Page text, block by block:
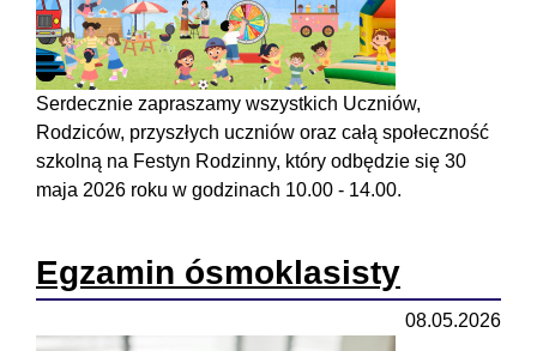
Serdecznie zapraszamy wszystkich Uczniów,
Rodziców, przyszłych uczniów oraz całą społeczność
szkolną na Festyn Rodzinny, który odbędzie się 30
maja 2026 roku w godzinach 10.00 - 14.00.
Egzamin ósmoklasisty
08.05.2026